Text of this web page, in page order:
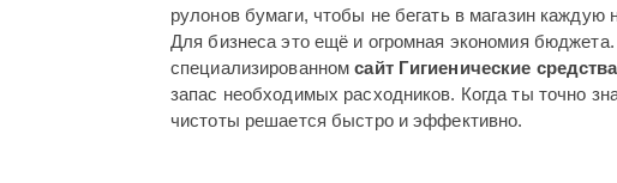
рулонов бумаги, чтобы не бегать в магазин каждую
Для бизнеса это ещё и огромная экономия
специализированномсайт Гигиенические средства
запас необходимых расходников. Когда ты точно
чистоты решается быстро и эффективно.